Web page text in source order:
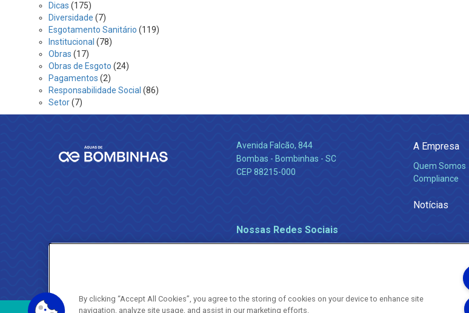
Dicas (175)
Diversidade (7)
Esgotamento Sanitário (119)
Institucional (78)
Obras (17)
Obras de Esgoto (24)
Pagamentos (2)
Responsabilidade Social (86)
Setor(7)
Avenida Falcão, 844
Bombas - Bombinhas - SC
CEP 88215-000
Nossas Redes Sociais
A Empresa
Quem Somos
Compliance
Notícias
By clicking “Accept All Cookies”, you agree to the storing of cookies on your device to enhance site
navigation, analyze site usage, and assist in our marketing efforts.